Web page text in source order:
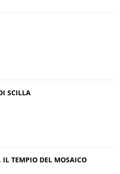
SCILLA
IL TEMPIO DEL MOSAICO